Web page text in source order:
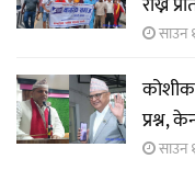
साउन
प्रश्न,
साउन